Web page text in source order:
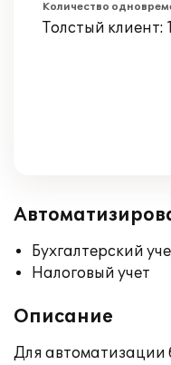
Количество
Толстый клиент: 1
Бухгалтерский
Налоговый учет
Описание
Для автоматизации